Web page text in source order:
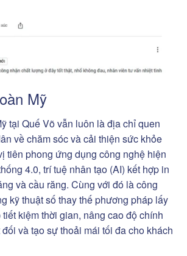
Mỹ
tại Quế Võ vẫn luôn là địa chỉ quen
về chăm sóc và cải thiện sức khỏe
tiên phong ứng dụng công nghệ hiện
4.0, trí tuệ nhân tạo (AI) kết hợp in
và cầu răng. Cùng với đó là công
kỹ thuật số thay thế phương pháp lấy
kiệm thời gian, nâng cao độ chính
và tạo sự thoải mái tối đa cho khách